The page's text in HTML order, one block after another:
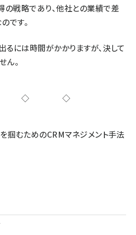
戦略であり、他社との業績で差
です。
には時間がかかりますが、決して
ん。
掴むためのCRMマネジメント手法